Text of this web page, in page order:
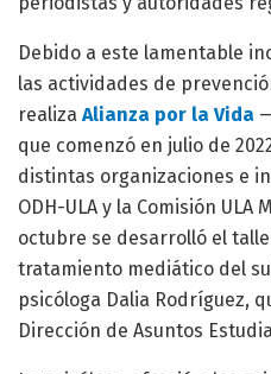
Debido a este lamentable
las actividades de
realiza Alianza por la Vida
que comenzó en julio de
distintas organizaciones e
ODH-ULA y la Comisión ULA
octubre se desarrolló el
tratamiento mediático del
psicóloga Dalia Rodríguez,
Dirección de Asuntos